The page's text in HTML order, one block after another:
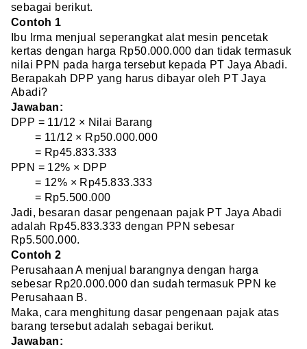
sebagai berikut.
Contoh 1
Ibu Irma menjual seperangkat alat mesin pencetak
kertas dengan harga Rp50.000.000 dan tidak termasuk
nilai PPN pada harga tersebut kepada PT Jaya Abadi.
Berapakah DPP yang harus dibayar oleh PT Jaya
Abadi?
Jawaban:
DPP = 11/12 × Nilai Barang
= 11/12 × Rp50.000.000
= Rp45.833.333
PPN = 12% × DPP
= 12% × Rp45.833.333
= Rp5.500.000
Jadi, besaran dasar pengenaan pajak PT Jaya Abadi
adalah Rp45.833.333 dengan PPN sebesar
Rp5.500.000.
Contoh 2
Perusahaan A menjual barangnya dengan harga
sebesar Rp20.000.000 dan sudah termasuk PPN ke
Perusahaan B.
Maka, cara menghitung dasar pengenaan pajak atas
barang tersebut adalah sebagai berikut.
Jawaban: